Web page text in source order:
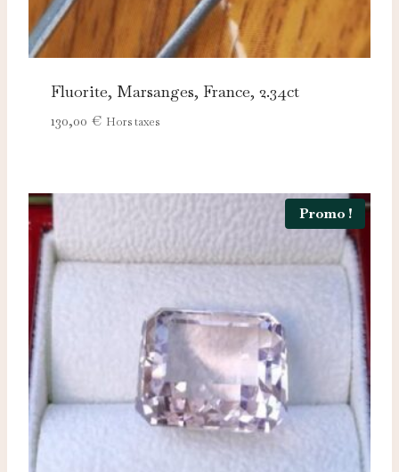
Fluorite, Marsanges, France, 2.34ct
130,00 € Hors taxes
Promo !
Nécessaires
Ces cookies sont indispensables au bon fonctionnement
du site et ne peuvent pas être désactivés.
Analytics
Ces cookies nous permettent de mesurer l'audience et
d'améliorer nos contenus (Google Analytics, Matomo…).
Marketing
Ces cookies servent à vous proposer des publicités
adaptées à vos centres d'intérêt.